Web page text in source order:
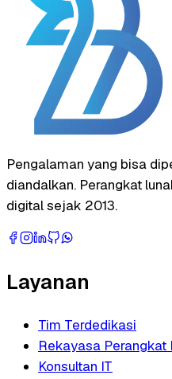
Pengalaman yang bisa
diandalkan. Perangkat
digital sejak 2013.
Layanan
Tim Terdedikasi
Rekayasa Perangkat
Konsultan IT